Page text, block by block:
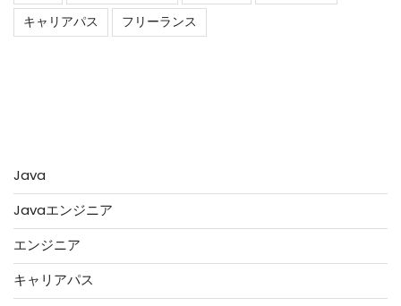
キャリアパス
フリーランス
Java
Javaエンジニア
エンジニア
キャリアパス